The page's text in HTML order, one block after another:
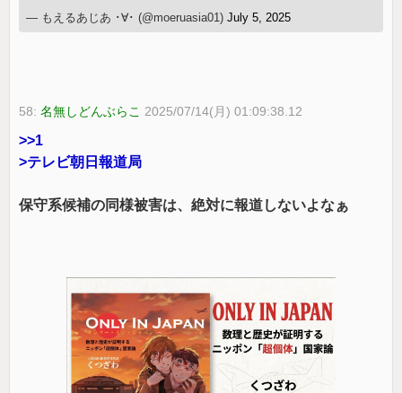
— もえるあじあ ･∀･ (@moeruasia01)July 5, 2025
58:名無しどんぶらこ 2025/07/14(月) 01:09:38.12
>>1
>テレビ朝日報道局
保守系候補の同様被害は、絶対に報道しないよなぁ